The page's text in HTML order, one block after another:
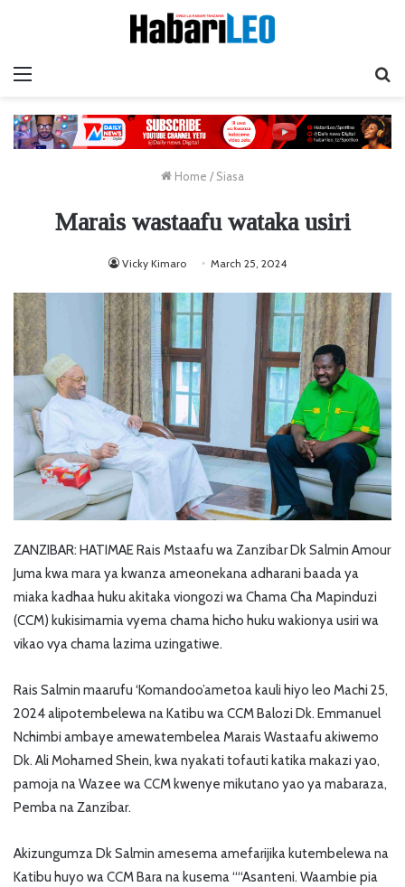
Home / Siasa
Marais wastaafu wataka usiri
Vicky Kimaro March 25, 2024
ZANZIBAR: HATIMAE Rais Mstaafu wa Zanzibar Dk Salmin Amour
Juma kwa mara ya kwanza ameonekana adharani baada ya
miaka kadhaa huku akitaka viongozi wa Chama Cha Mapinduzi
(CCM) kukisimamia vyema chama hicho huku wakionya usiri wa
vikao vya chama lazima uzingatiwe.
Rais Salmin maarufu ‘Komandoo’ametoa kauli hiyo leo Machi 25,
2024 alipotembelewa na Katibu wa CCM Balozi Dk. Emmanuel
Nchimbi ambaye amewatembelea Marais Wastaafu akiwemo
Dk. Ali Mohamed Shein, kwa nyakati tofauti katika makazi yao,
pamoja na Wazee wa CCM kwenye mikutano yao ya mabaraza,
Pemba na Zanzibar.
Akizungumza Dk Salmin amesema amefarijika kutembelewa na
Katibu huyo wa CCM Bara na kusema ““Asanteni. Waambie pia